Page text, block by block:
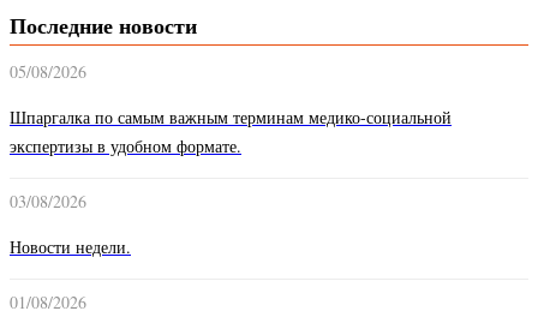
Последние новости
05/08/2026
Шпаргалка по самым важным терминам медико-социальной
экспертизы в удобном формате.
03/08/2026
Новости недели.
01/08/2026